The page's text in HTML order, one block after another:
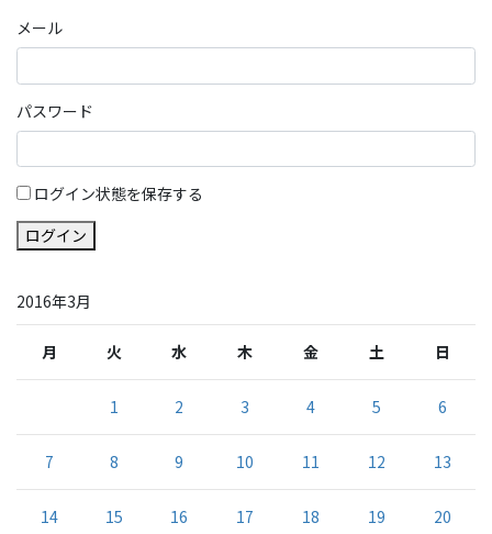
メール
パスワード
ログイン状態を保存する
ログイン
2016年3月
月 火 水 木 金 土 日
1 2 3 4 5 6
7 8 9 10 11 12 13
14 15 16 17 18 19 20